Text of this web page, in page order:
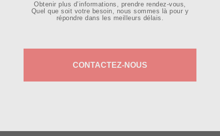
Obtenir plus d’informations, prendre rendez-vous,
Quel que soit votre besoin, nous sommes là pour y
répondre dans les meilleurs délais.
CONTACTEZ-NOUS